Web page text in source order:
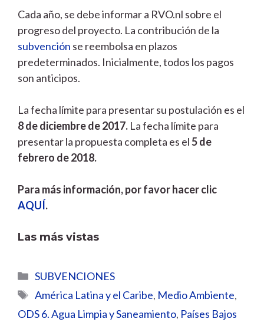
Cada año, se debe informar a RVO.nl sobre el
progreso del proyecto. La contribución de la
subvención se reembolsa en plazos
predeterminados. Inicialmente, todos los pagos
son anticipos.
La fecha límite para presentar su postulación es el
8 de diciembre de 2017. La fecha límite para
presentar la propuesta completa es el5 de
febrero de 2018.
Para más información, por favor hacer clic
AQUÍ.
Las más vistas
Categorías
SUBVENCIONES
Etiquetas
América Latina y el Caribe, Medio Ambiente,
ODS 6. Agua Limpia y Saneamiento, Países Bajos